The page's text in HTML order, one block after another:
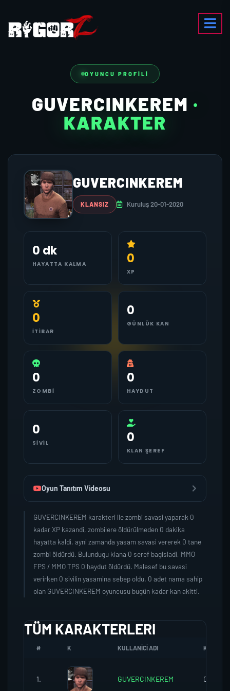
OYUNCU PROFILI
GUVERCINKEREM ·
KARAKTER
GUVERCINKEREM
KLANSIZ Kuruluş 20-01-2020
0 dk
HAYATTA KALMA 0
XP
0
İTIBAR
0
GÜNLÜK KAN
0
ZOMBI
0
HAYDUT
0
SIVIL 0
KLAN ŞEREF
Oyun Tanıtım Videosu
GUVERCINKEREM karakteri ile zombi savasi yaparak 0
kadar XP kazandi, zombilere öldürülmeden 0 dakika
hayatta kaldi, ayni zamanda yasam savasi vererek 0 tane
zombi öldürdü. Bulundugu klana 0 seref bagisladi, MMO
FPS / MMO TPS 0 haydut öldürdü. Malesef bu savasi
verirken 0 sivilin yasamina sebep oldu. 0 adet nama sahip
olan GUVERCINKEREM oyuncusu bugün kadar kan akitti.
TÜM KARAKTERLERI
# K KULLANICI ADI K.SEREFI
1. GUVERCINKEREM 0